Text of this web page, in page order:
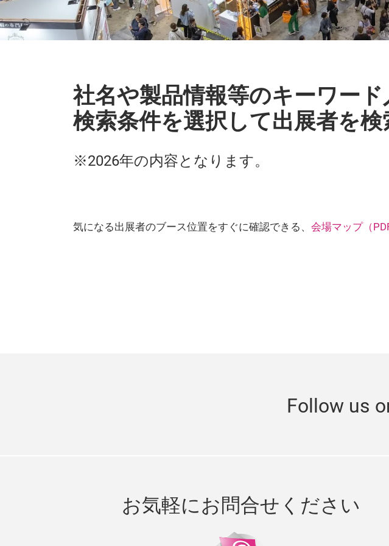
社名や製品情報等のキーワー
検索条件を選択して出展者を検
※2026年の内容となります。
気になる出展者のブース位置をすぐに確認できる、 会場マップ（
Follow us
お気軽にお問合せください